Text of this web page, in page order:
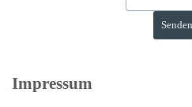
Impressum